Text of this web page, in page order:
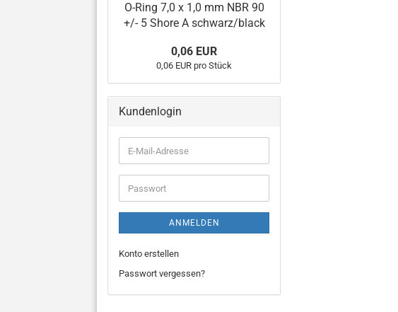
O-Ring 7,0 x 1,0 mm NBR 90
+/- 5 Shore A schwarz/black
0,06 EUR
0,06 EUR pro Stück
Kundenlogin
E-
Mail-
Adresse
Passwort
ANMELDEN
Konto erstellen
Passwort vergessen?